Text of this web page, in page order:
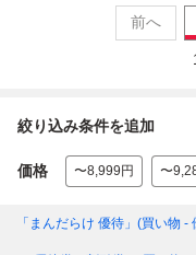
前へ
絞り込み条件を追加
価格 〜8,999円 〜
「まんだらけ 優待」(買い物 -